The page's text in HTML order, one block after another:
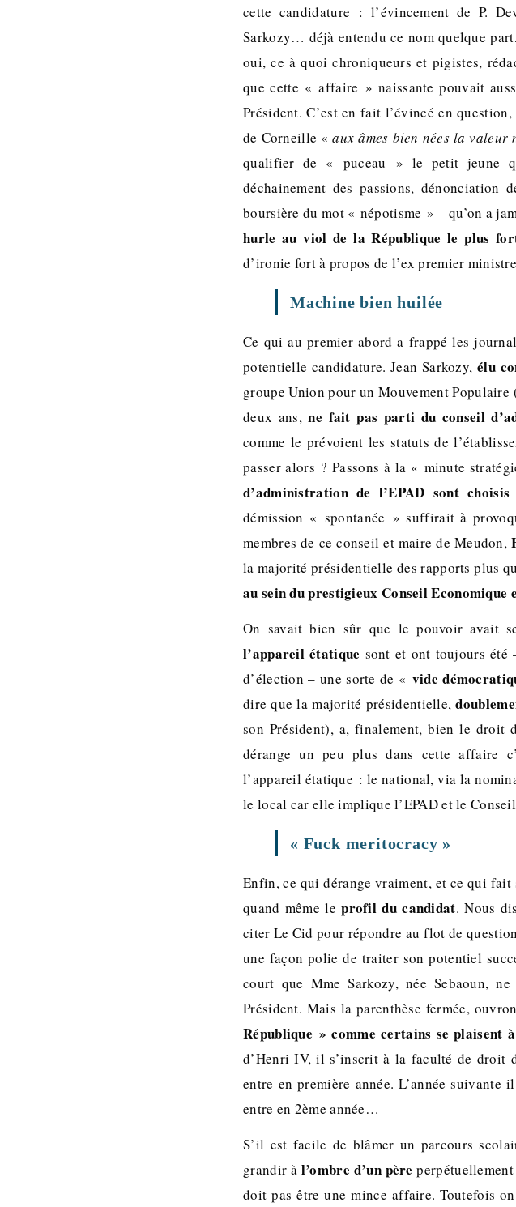
cette candidature : l’évincement de P.
Sarkozy… déjà entendu ce nom quelque
oui, ce à quoi chroniqueurs et pigistes,
que cette « affaire » naissante pouvait
Président. C’est en fait l’évincé en
de Corneille « aux âmes bien nées la valeur
qualifier de « puceau » le petit jeune
déchainement des passions,
boursière du mot « népotisme » – qu’on a
hurle au viol de la République le plus
d’ironie fort à propos de l’ex premier ministre
Machine bien huilée
Ce qui au premier abord a frappé les
potentielle candidature. Jean Sarkozy,élu
groupe Union pour un Mouvement
deux ans,ne fait pas parti du conseil
comme le prévoient les statuts de
passer alors ? Passons à la « minute
d’administration de l’EPAD sont
démission « spontanée » suffirait à
membres de ce conseil et maire de Meudon,
la majorité présidentielle des rapports plus
au sein du prestigieux Conseil Economique
On savait bien sûr que le pouvoir avait
l’appareil étatique sont et ont toujours été
d’élection – une sorte de « vide
dire que la majorité présidentielle,
son Président), a, finalement, bien le droit
dérange un peu plus dans cette affaire
l’appareil étatique : le national, via la
le local car elle implique l’EPAD et le
« Fuck meritocracy »
Enfin, ce qui dérange vraiment, et ce qui
quand même leprofil du candidat. Nous
citer Le Cid pour répondre au flot de
une façon polie de traiter son potentiel
court que Mme Sarkozy, née Sebaoun,
Président. Mais la parenthèse fermée,
République » comme certains se plaisent
d’Henri IV, il s’inscrit à la faculté de droit
entre en première année. L’année suivante
entre en 2ème année…
S’il est facile de blâmer un parcours
grandir à l’ombre d’un père
doit pas être une mince affaire. Toutefois